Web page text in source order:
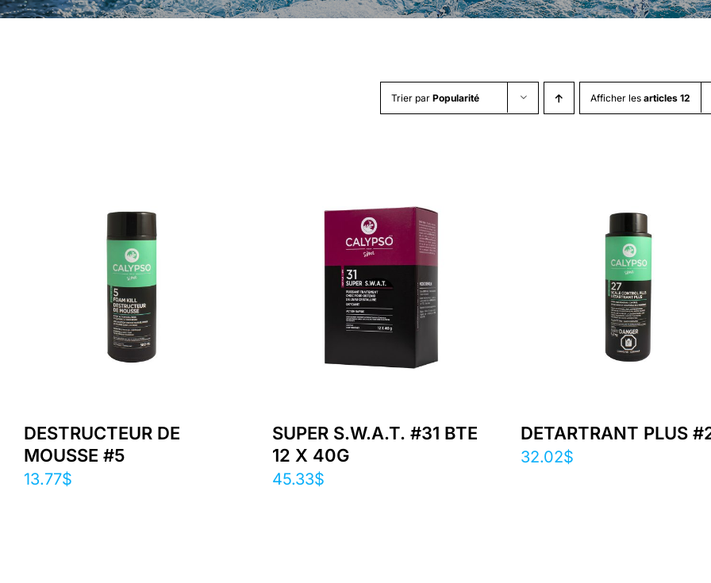
Trier par Popularité Afficher les articles 12
DESTRUCTEUR DE
MOUSSE #5
13.77$
SUPER S.W.A.T. #31 BTE
12 X 40G
45.33$
DETARTRANT PLUS
32.02$